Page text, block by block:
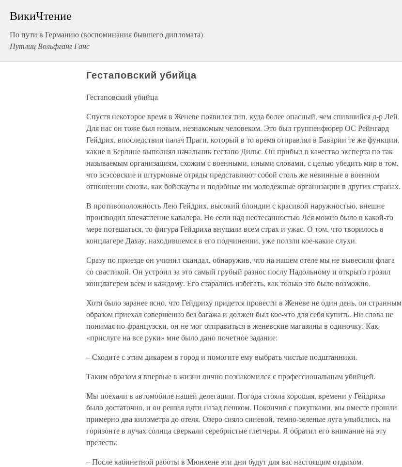
ВикиЧтение
По пути в Германию (воспоминания бывшего дипломата)
Путлиц Вольфганг Ганс
Гестаповский убийца
Гестаповский убийца
Спустя некоторое время в Женеве появился тип, куда более опасный, чем спившийся д-р Лей.
Для нас он тоже был новым, незнакомым человеком. Это был группенфюрер ОС Рейнгард
Гейдрих, впоследствии палач Праги, который в то время отправлял в Баварии те же функции,
какие в Берлине выполнял начальник гестапо Дильс. Он прибыл в качество эксперта по так
называемым организациям, схожим с военными, иными словами, с целью убедить мир в том,
что эсэсовские и штурмовые отряды представляют собой столь же невинные в военном
отношении союзы, как бойскауты и подобные им молодежные организации в других странах.
В противоположность Лею Гейдрих, высокий блондин с красивой наружностью, внешне
производил впечатление кавалера. Но если над неотесанностью Лея можно было в какой-то
мере потешаться, то фигура Гейдриха внушала всем страх и ужас. О том, что творилось в
концлагере Дахау, находившемся в его подчинении, уже ползли кое-какие слухи.
Сразу по приезде он учинил скандал, обнаружив, что на нашем отеле мы не вывесили флага
со свастикой. Он устроил за это самый грубый разнос послу Надольному и открыто грозил
концлагерем всем и каждому. Его старались избегать, как только это было возможно.
Хотя было заранее ясно, что Гейдриху придется провести в Женеве не один день, он странным
образом приехал совершенно без багажа и должен был кое-что для себя купить. Ни слова не
понимая по-французски, он не мог отправиться в женевские магазины в одиночку. Как
«прислуге на все руки» мне было дано почетное задание:
– Сходите с этим дикарем в город и помогите ему выбрать чистые подштанники.
Таким образом я впервые в жизни лично познакомился с профессиональным убийцей.
Мы поехали в автомобиле нашей делегации. Погода стояла хорошая, времени у Гейдриха
было достаточно, и он решил идти назад пешком. Покончив с покупками, мы вместе прошли
примерно два километра до отеля. Озеро сияло синевой, темно-зеленые луга улыбались, на
горизонте в лучах солнца сверкали серебристые глетчеры. Я обратил его внимание на эту
прелесть:
– После кабинетной работы в Мюнхене эти дни будут для вас настоящим отдыхом.